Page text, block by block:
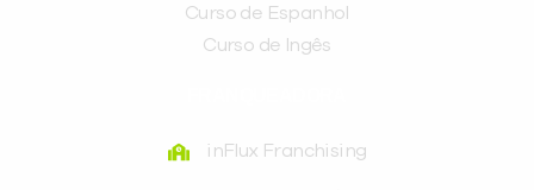
Curso de Espanhol
Curso de Ingês
inFlux Franchising